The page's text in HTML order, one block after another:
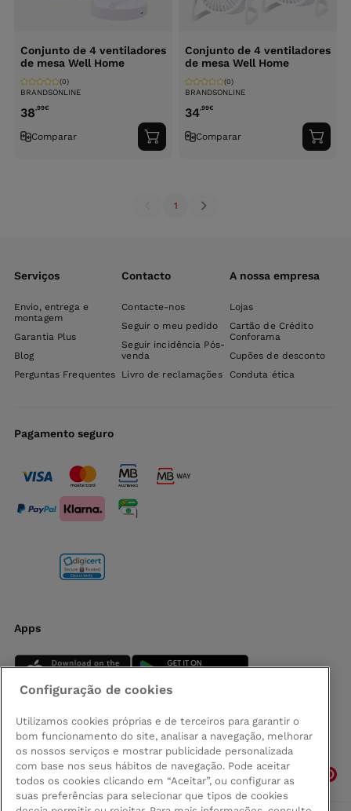
Conjunto de 4 ventiladores
de mesa Well Home
BRANDSONLINE
(0)
38,99€
Comparar
Adicionar
ao
Conjunto de 4 ventiladores
de mesa Well Home
BRANDSONLINE
(0)
34,99€
Comparar
ao
1
Serviços
Envio, entrega e
montagem
Garantia Plus
Blog
Perguntas Frequentes
Contacto
Contacte-nos
Seguir o meu pedido
Seguir incidência Pós-
venda
Livro de reclamações
A nossa empresa
Lojas
Cartão de Crédito
Conforama
Cupões de desconto
Conduta ética
Pagamento seguro
Apps
Siga-nos
Configuração de cookies
Utilizamos cookies próprias e de terceiros para garantir o
bom funcionamento do site, analisar a navegação, melhorar
os nossos serviços e mostrar publicidade personalizada
com base nos seus hábitos de navegação. Pode aceitar
todos os cookies clicando em “Aceitar”, ou configurar as
suas preferências para selecionar que tipos de cookies